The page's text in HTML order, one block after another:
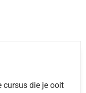
cursus die je ooit